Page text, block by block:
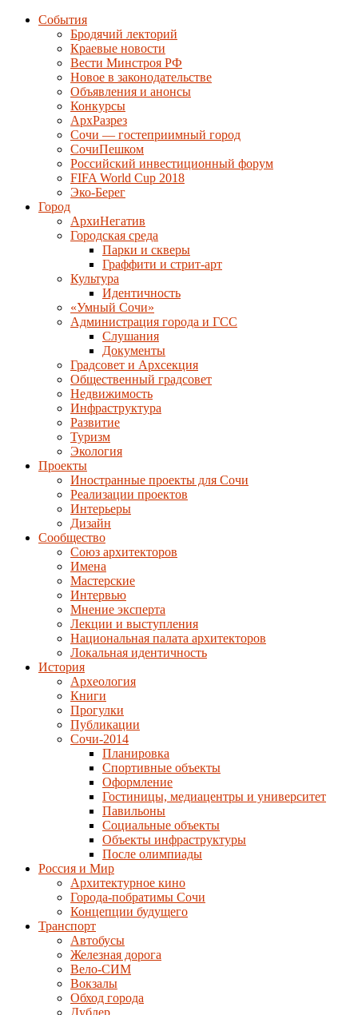
События
Бродячий лекторий
Краевые новости
Вести Минстроя РФ
Новое в законодательстве
Объявления и анонсы
Конкурсы
АрхРазрез
Сочи — гостеприимный город
СочиПешком
Российский инвестиционный форум
FIFA World Cup 2018
Эко-Берег
Город
АрхиНегатив
Городская среда
Парки и скверы
Граффити и стрит-арт
Культура
Идентичность
«Умный Сочи»
Администрация города и ГСС
Слушания
Документы
Градсовет и Архсекция
Общественный градсовет
Недвижимость
Инфраструктура
Развитие
Туризм
Экология
Проекты
Иностранные проекты для Сочи
Реализации проектов
Интерьеры
Дизайн
Сообщество
Союз архитекторов
Имена
Мастерские
Интервью
Мнение эксперта
Лекции и выступления
Национальная палата архитекторов
Локальная идентичность
История
Археология
Книги
Прогулки
Публикации
Сочи-2014
Планировка
Спортивные объекты
Оформление
Гостиницы, медиацентры и университет
Павильоны
Социальные объекты
Объекты инфраструктуры
После олимпиады
Россия и Мир
Архитектурное кино
Города-побратимы Сочи
Концепции будущего
Транспорт
Автобусы
Железная дорога
Вело-СИМ
Вокзалы
Обход города
Дублер